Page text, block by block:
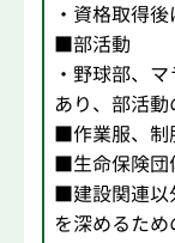
・資格取得
■部活動
・野球部、
あり、部活動
■作業服、制
■生命保険団
■建設関連以
を深めるた